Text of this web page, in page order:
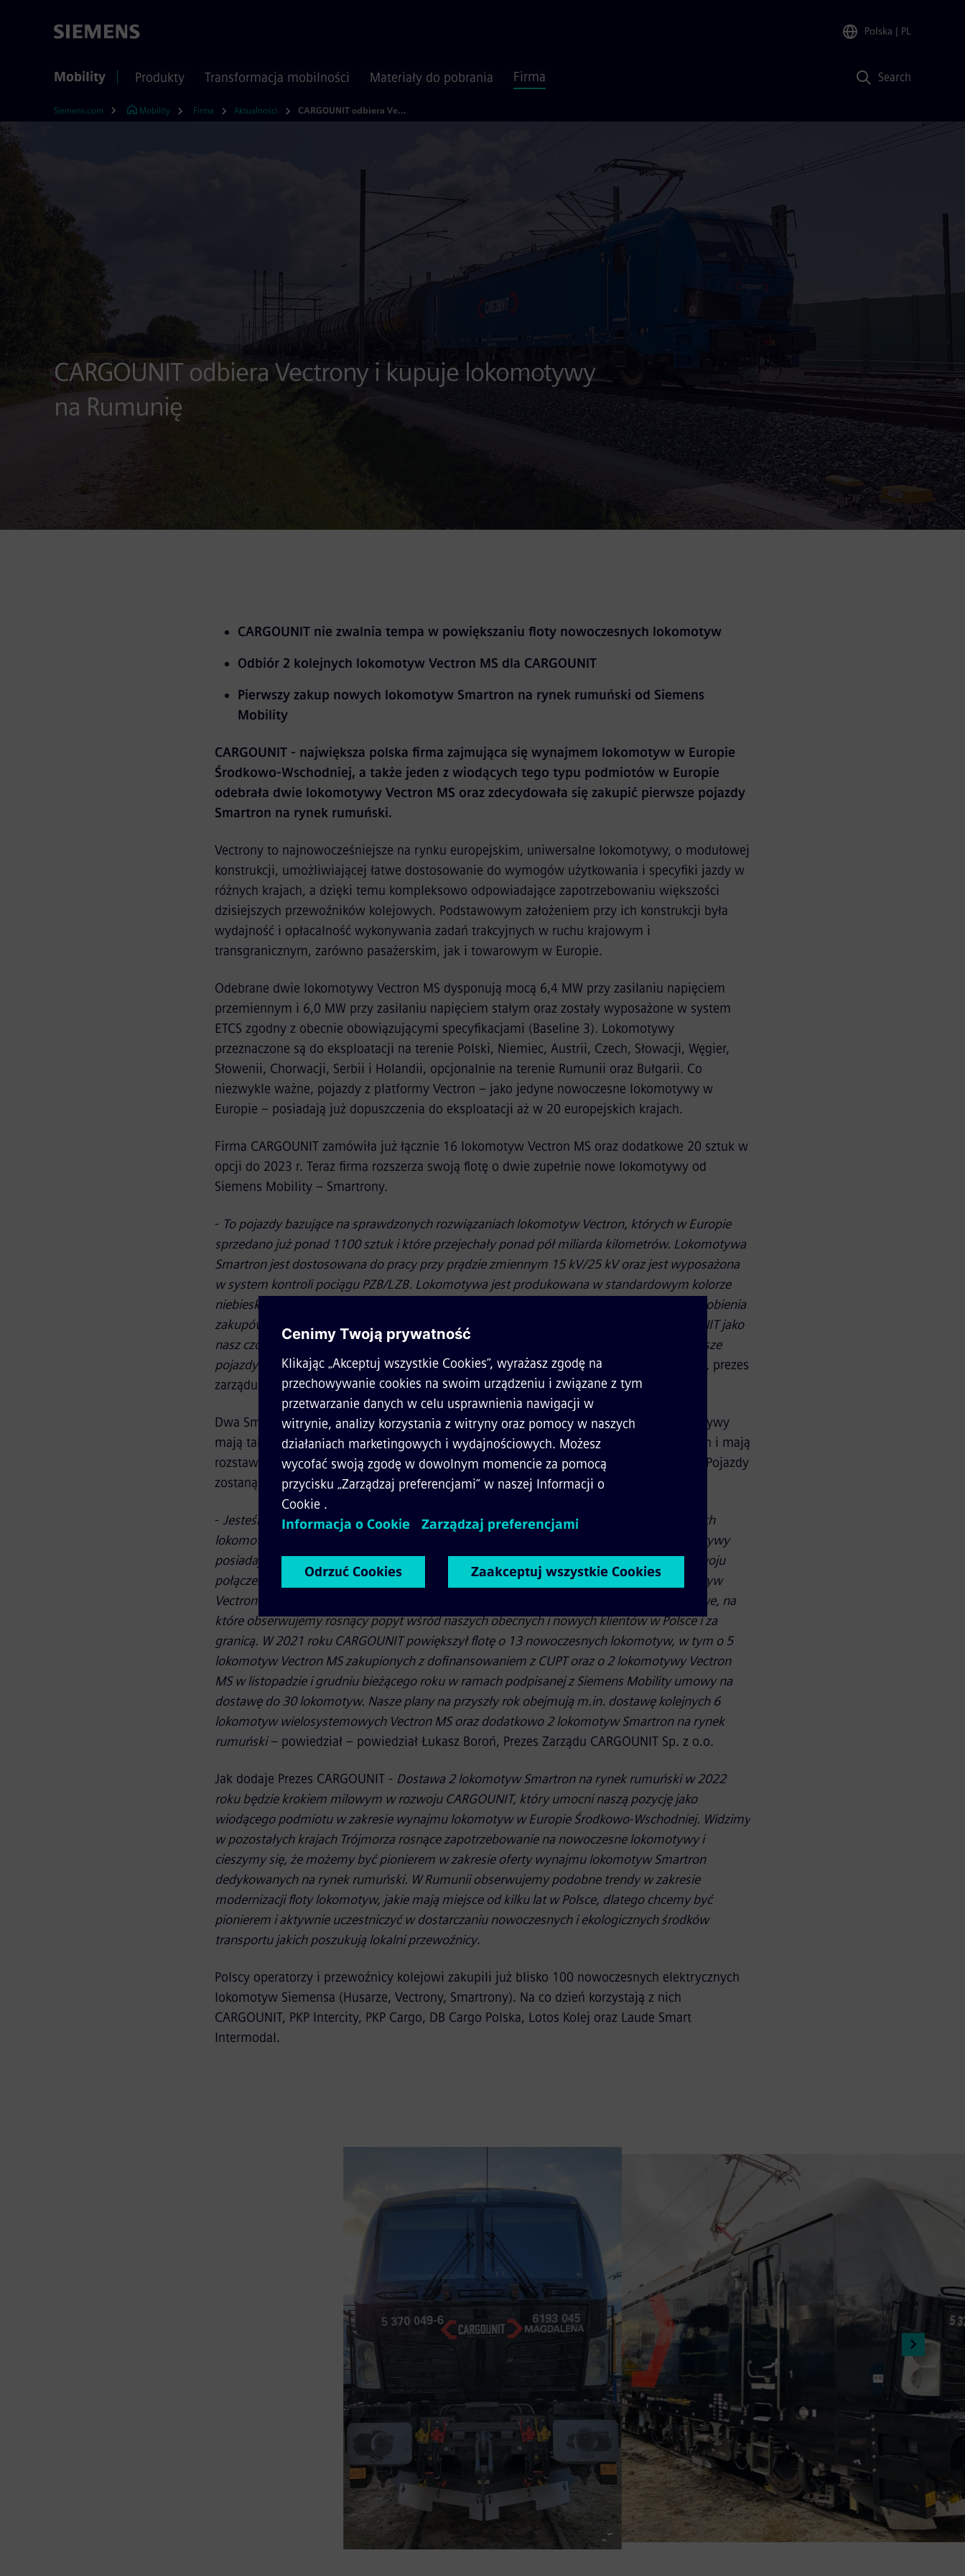
Polska | PL
Mobility Produkty Transformacja mobilności Materiały do pobrania Firma Search
Siemens.com Mobility Firma Aktualności CARGOUNIT odbiera Vectrony i kupuje nowe lokomotywy Smartron na rynek rumuński
CARGOUNIT odbiera Vectrony i kupuje lokomotywy
na Rumunię
CARGOUNIT nie zwalnia tempa w powiększaniu floty nowoczesnych lokomotyw
Odbiór 2 kolejnych lokomotyw Vectron MS dla CARGOUNIT
Pierwszy zakup nowych lokomotyw Smartron na rynek rumuński od Siemens
Mobility
CARGOUNIT - największa polska firma zajmująca się wynajmem lokomotyw w Europie
Środkowo-Wschodniej, a także jeden z wiodących tego typu podmiotów w Europie
odebrała dwie lokomotywy Vectron MS oraz zdecydowała się zakupić pierwsze pojazdy
Smartron na rynek rumuński.
Vectrony to najnowocześniejsze na rynku europejskim, uniwersalne lokomotywy, o modułowej
konstrukcji, umożliwiającej łatwe dostosowanie do wymogów użytkowania i specyfiki jazdy w
różnych krajach, a dzięki temu kompleksowo odpowiadające zapotrzebowaniu większości
dzisiejszych przewoźników kolejowych. Podstawowym założeniem przy ich konstrukcji była
wydajność i opłacalność wykonywania zadań trakcyjnych w ruchu krajowym i
transgranicznym, zarówno pasażerskim, jak i towarowym w Europie.
Odebrane dwie lokomotywy Vectron MS dysponują mocą 6,4 MW przy zasilaniu napięciem
przemiennym i 6,0 MW przy zasilaniu napięciem stałym oraz zostały wyposażone w system
ETCS zgodny z obecnie obowiązującymi specyfikacjami (Baseline 3). Lokomotywy
przeznaczone są do eksploatacji na terenie Polski, Niemiec, Austrii, Czech, Słowacji, Węgier,
Słowenii, Chorwacji, Serbii i Holandii, opcjonalnie na terenie Rumunii oraz Bułgarii. Co
niezwykle ważne, pojazdy z platformy Vectron – jako jedyne nowoczesne lokomotywy w
Europie – posiadają już dopuszczenia do eksploatacji aż w 20 europejskich krajach.
Firma CARGOUNIT zamówiła już łącznie 16 lokomotyw Vectron MS oraz dodatkowe 20 sztuk w
opcji do 2023 r. Teraz firma rozszerza swoją flotę o dwie zupełnie nowe lokomotywy od
Siemens Mobility – Smartrony.
- To pojazdy bazujące na sprawdzonych rozwiązaniach lokomotyw Vectron, których w Europie
sprzedano już ponad 1100 sztuk i które przejechały ponad pół miliarda kilometrów. Lokomotywa
Smartron jest dostosowana do pracy przy prądzie zmiennym 15 kV/25 kV oraz jest wyposażona
w system kontroli pociągu PZB/LZB. Lokomotywa jest produkowana w standardowym kolorze
niebieskim ‘Capri Blue’ i zamawia się ją przez specjalną platformę zakupową, jak podczas robienia
zakupów w Internecie, co wpisuje się w świąteczny klimat. Jesteśmy dumni, że CARGOUNIT jako
nasz czołowy klient rozwija swoją obecność na rynku Europy Środkowo-Wschodniej, a nasze
pojazdy z pewnością pomogą firmie w realizacji tego celu– powiedział Krzysztof Celiński, prezes
zarządu Siemens Mobility Sp. z o.o.
Dwa Smartrony dla CARGOUNIT zostały zakupione na rynek rumuński, chociaż lokomotywy
mają także dopuszczenie do pracy w Niemczech i Bułgarii. Lokomotywy ważą ok. 83 ton i mają
rozstaw osi 1435 mm. Dysponują mocą 5,4 MW z i maksymalną prędkością 160 km/h. Pojazdy
zostaną dostarczone kolejno w III i IV kwartale 2022 r.
- Jesteśmy zadowoleni ze współpracy z Siemens Mobility w zakresie dostaw sprawdzonych
lokomotyw wielosystemowych Vectron MS, które jako jedyne dostępne na rynku lokomotywy
posiadają homologację w 20 europejskich krajach. Misją CARGOUNIT jest wspieranie rozwoju
połączeń kolejowych w regionie Europy Środkowo-Wschodniej i szybkie dostawy lokomotyw
Vectron MS pozwalają nam zaoferować przewoźnikom nowe lokomotywy wielosystemowe, na
które obserwujemy rosnący popyt wśród naszych obecnych i nowych klientów w Polsce i za
granicą. W 2021 roku CARGOUNIT powiększył flotę o 13 nowoczesnych lokomotyw, w tym o 5
lokomotyw Vectron MS zakupionych z dofinansowaniem z CUPT oraz o 2 lokomotywy Vectron
MS w listopadzie i grudniu bieżącego roku w ramach podpisanej z Siemens Mobility umowy na
dostawę do 30 lokomotyw. Nasze plany na przyszły rok obejmują m.in. dostawę kolejnych 6
lokomotyw wielosystemowych Vectron MS oraz dodatkowo 2 lokomotyw Smartron na rynek
rumuński– powiedział – powiedział Łukasz Boroń, Prezes Zarządu CARGOUNIT Sp. z o.o.
Jak dodaje Prezes CARGOUNIT - Dostawa 2 lokomotyw Smartron na rynek rumuński w 2022
roku będzie krokiem milowym w rozwoju CARGOUNIT, który umocni naszą pozycję jako
wiodącego podmiotu w zakresie wynajmu lokomotyw w Europie Środkowo-Wschodniej. Widzimy
w pozostałych krajach Trójmorza rosnące zapotrzebowanie na nowoczesne lokomotywy i
cieszymy się, że możemy być pionierem w zakresie oferty wynajmu lokomotyw Smartron
dedykowanych na rynek rumuński. W Rumunii obserwujemy podobne trendy w zakresie
modernizacji floty lokomotyw, jakie mają miejsce od kilku lat w Polsce, dlatego chcemy być
pionierem i aktywnie uczestniczyć w dostarczaniu nowoczesnych i ekologicznych środków
transportu jakich poszukują lokalni przewoźnicy.
Polscy operatorzy i przewoźnicy kolejowi zakupili już blisko 100 nowoczesnych elektrycznych
lokomotyw Siemensa (Husarze, Vectrony, Smartrony). Na co dzień korzystają z nich
CARGOUNIT, PKP Intercity, PKP Cargo, DB Cargo Polska, Lotos Kolej oraz Laude Smart
Intermodal.